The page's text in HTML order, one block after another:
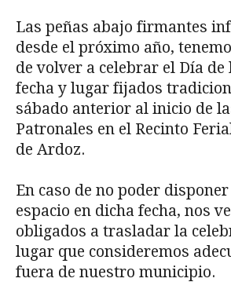
Las peñas abajo firmantes
desde el próximo año,
de volver a celebrar el Día de
fecha y lugar fijados
sábado anterior al inicio de
Patronales en el Recinto
de Ardoz.
En caso de no poder disponer
espacio en dicha fecha, nos
obligados a trasladar la
lugar que consideremos
fuera de nuestro municipio.